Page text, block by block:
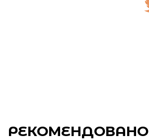
РЕКОМЕНДОВАНО